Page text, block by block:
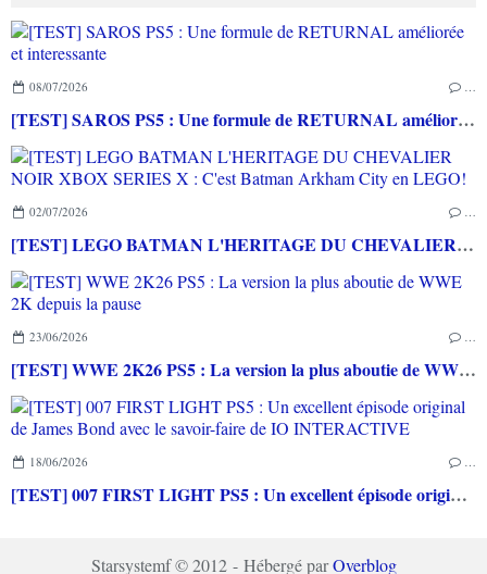
08/07/2026
[TEST] SAROS PS5 : Une formule de RETURNAL améliorée et interessante
02/07/2026
[TEST] LEGO BATMAN L'HERITAGE DU CHEVALIER NOIR XBOX SERIES X : C'est Batman Arkham City en LEGO!
23/06/2026
[TEST] WWE 2K26 PS5 : La version la plus aboutie de WWE 2K depuis la pause
18/06/2026
[TEST] 007 FIRST LIGHT PS5 : Un excellent épisode original de James Bond avec le savoir-faire de IO INTERACTIVE
Starsystemf © 2012 - Hébergé parOverblog